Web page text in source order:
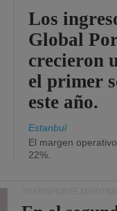
Los
Global
crecieron
el primer
este año.
Estanbul
El margen
22%.